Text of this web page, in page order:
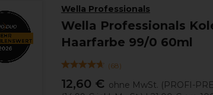
Wella Professionals
Wella Professionals
Haarfarbe 99/0 60ml
(68)
12,60 € ohne MwSt. (PROFI-